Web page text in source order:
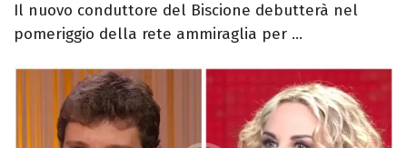
Il nuovo conduttore del Biscione debutterà nel
pomeriggio della rete ammiraglia per ...